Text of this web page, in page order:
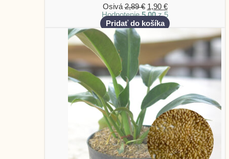
Osivá2,89€ 1,90 €
Hodnotenie5.00z 5
Pridať do košíka